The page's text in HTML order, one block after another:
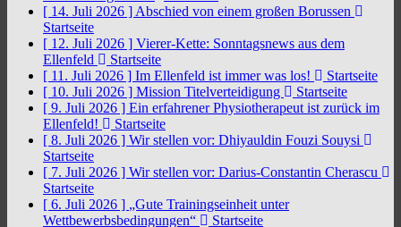
[ 14. Juli 2026 ] Abschied von einem großen Borussen
Startseite
[ 12. Juli 2026 ] Vierer-Kette: Sonntagsnews aus dem
Ellenfeld
Startseite
[ 11. Juli 2026 ] Im Ellenfeld ist immer was los!
Startseite
[ 10. Juli 2026 ] Mission Titelverteidigung
Startseite
[ 9. Juli 2026 ] Ein erfahrener Physiotherapeut ist zurück im
Ellenfeld!
Startseite
[ 8. Juli 2026 ] Wir stellen vor: Dhiyauldin Fouzi Souysi
Startseite
[ 7. Juli 2026 ] Wir stellen vor: Darius-Constantin Cherascu
Startseite
[ 6. Juli 2026 ] „Gute Trainingseinheit unter
Wettbewerbsbedingungen“
Startseite